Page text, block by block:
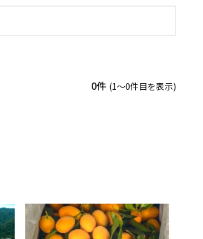
0件 (1〜0件目を表示)